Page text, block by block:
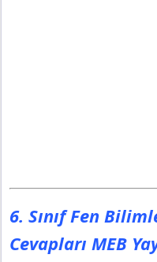
6. Sınıf Fen
Cevapları MEB